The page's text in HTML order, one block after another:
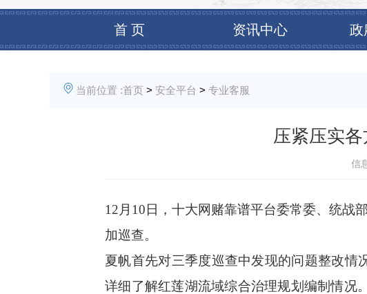
首 页 资讯中心 政
当前位置 :首页 > 安全平台 > 专业客服
压紧压实
信
12月10日，十大网赌靠谱平台委常委、统战
加巡查。
夏帆首先对三季度巡查中发现的问题整改情
详细了解红莲湖流域综合治理规划编制情况